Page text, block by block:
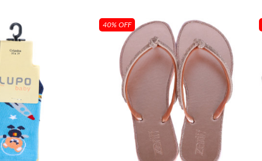
40% OFF